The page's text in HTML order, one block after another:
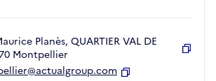
Planès, QUARTIER VAL DE
Montpellier